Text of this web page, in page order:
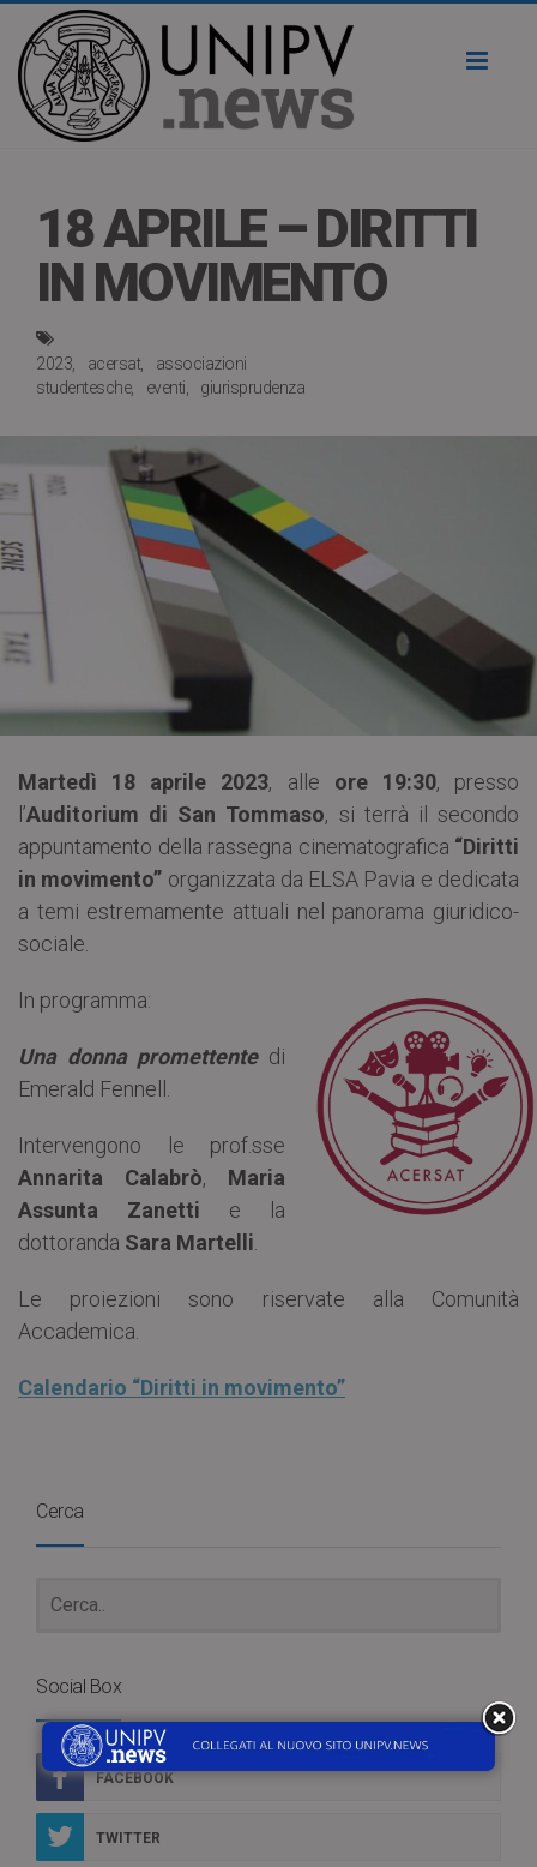
18 APRILE – DIRITTI
IN MOVIMENTO
2023 acersat
associazioni
studentesche
eventi giurisprudenza
Martedì 18 aprile 2023, alle ore 19:30, presso
l’Auditorium di San Tommaso, si terrà il secondo
appuntamento della rassegna cinematografica “Diritti
in movimento” organizzata da ELSA Pavia e dedicata
a temi estremamente attuali nel panorama giuridico-
sociale.
In programma:
Una donna promettente di
Emerald Fennell.
Intervengono le prof.sse
Annarita Calabrò, Maria
Assunta Zanetti e la
dottoranda Sara Martelli
Le proiezioni sono riservate alla Comunità
Accademica.
Calendario “Diritti in movimento”
Cerca
Social Box
FACEBOOK
TWITTER